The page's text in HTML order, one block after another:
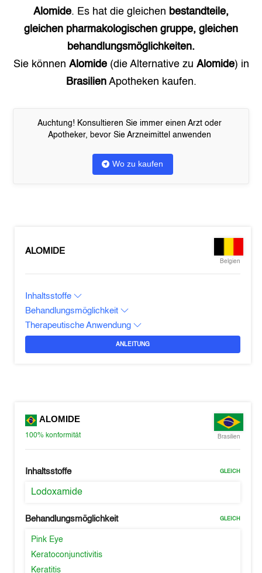
Alomide. Es hat die gleichen bestandteile,
gleichen pharmakologischen gruppe, gleichen
behandlungsmöglichkeiten.
Sie können Alomide(die Alternative zu Alomide) in
BrasilienApotheken kaufen.
Auchtung! Konsultieren Sie immer einen Arzt oder
Apotheker, bevor Sie Arzneimittel anwenden
Wo zu kaufen
ALOMIDE
Belgien
Inhaltsstoffe
Behandlungsmöglichkeit
Therapeutische Anwendung
ANLEITUNG
ALOMIDE
100% konformität Brasilien
Inhaltsstoffe GLEICH
Lodoxamide
Behandlungsmöglichkeit GLEICH
Pink Eye
Keratoconjunctivitis
Keratitis